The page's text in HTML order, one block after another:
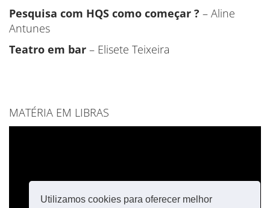
Utilizamos cookies para oferecer melhor
Pesquisa com HQS como começar ? – Aline
Antunes
Teatro em bar – Elisete Teixeira
MATÉRIA EM LIBRAS